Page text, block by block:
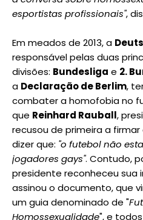
esportistas profissionais",
Em meados de 2013, a
responsável pelas duas
divisões: Bundesliga e 2.
a Declaração de Berlim,
combater a homofobia no
que Reinhard Rauball,
recusou de primeira a
dizer que: "o futebol não
jogadores gays". Contudo,
presidente reconheceu sua
assinou o documento, que
um guia denominado de "
Homossexualidade", e